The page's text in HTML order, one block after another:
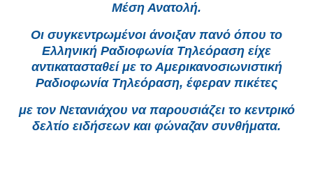
Μέση Ανατολή.
Οι συγκεντρωμένοι άνοιξαν πανό όπου το
Ελληνική Ραδιοφωνία Τηλεόραση είχε
αντικατασταθεί με το Αμερικανοσιωνιστική
Ραδιοφωνία Τηλεόραση, έφεραν πικέτες
με τον Νετανιάχου να παρουσιάζει το κεντρικό
δελτίο ειδήσεων και φώναζαν συνθήματα.